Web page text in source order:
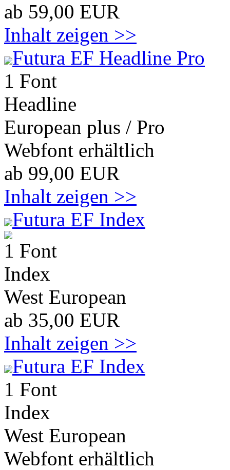
ab 59,00 EUR
Inhalt zeigen >>
Futura EF Headline Pro
1 Font
Headline
European plus / Pro
Webfont erhältlich
ab 99,00 EUR
Inhalt zeigen >>
Futura EF Index
1 Font
Index
West European
ab 35,00 EUR
Inhalt zeigen >>
Futura EF Index
1 Font
Index
West European
Webfont erhältlich